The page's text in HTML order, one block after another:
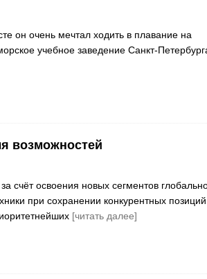
он очень мечтал ходить в плавание на
учебное заведение Санкт-
возможностей
счёт освоения новых сегментов
при сохранении конкурентных
[читать далее]